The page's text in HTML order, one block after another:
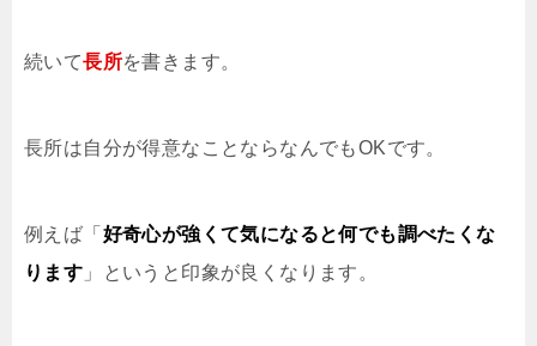
続いて長所を書きます。
長所は自分が得意なことならなんでもOKです。
例えば「 好奇心が強くて気になると何でも調べたくな
ります 」というと印象が良くなります。